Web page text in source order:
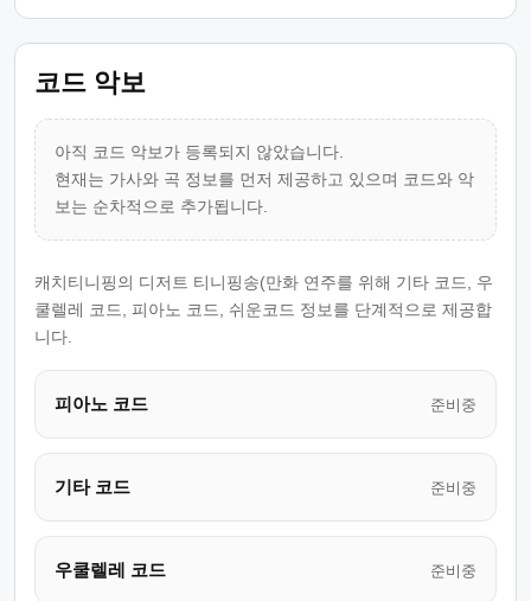
코드 악보
아직 코드 악보가 등록되지 않았습니다.
현재는 가사와 곡 정보를 먼저 제공하고 있으며 코드와 악
보는 순차적으로 추가됩니다.
캐치티니핑의 디저트 티니핑송(만화 연주를 위해 기타 코드, 우
쿨렐레 코드, 피아노 코드, 쉬운코드 정보를 단계적으로 제공합
니다.
피아노 코드 준비중
기타 코드 준비중
우쿨렐레 코드 준비중